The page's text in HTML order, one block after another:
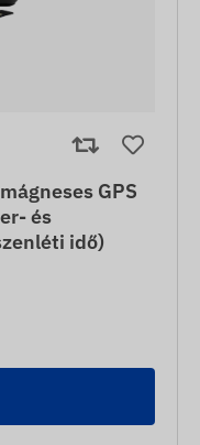
GPS
és
idő)